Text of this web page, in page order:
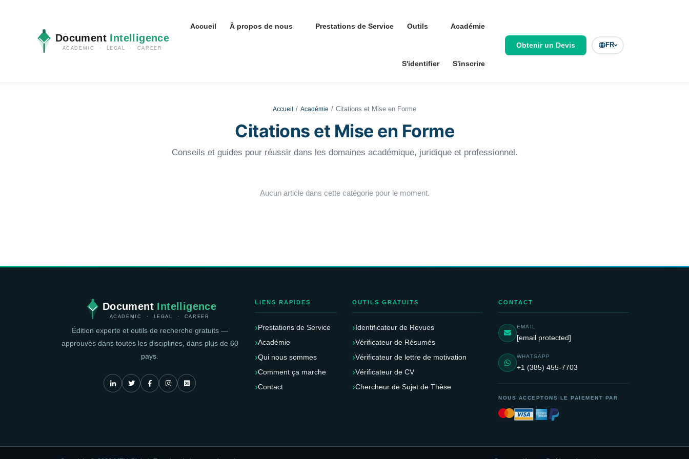
Document Intelligence
ACADEMIC · LEGAL · CAREER
Accueil À propos de nous Prestations de Service Outils Académie
S'identifier S'inscrire
Obtenir un Devis FR
Accueil Académie Citations et Mise en Forme
Citations et Mise en Forme
Conseils et guides pour réussir dans les domaines académique, juridique et professionnel.
Aucun article dans cette catégorie pour le moment.
Document Intelligence
ACADEMIC · LEGAL · CAREER
Édition experte et outils de recherche gratuits —
approuvés dans toutes les disciplines, dans plus de 60
pays.
LIENS RAPIDES
Prestations de Service
Académie
Qui nous sommes
Comment ça marche
Contact
OUTILS GRATUITS
Identificateur de Revues
Vérificateur de Résumés
Vérificateur de lettre de motivation
Vérificateur de CV
Chercheur de Sujet de Thèse
CONTACT
EMAIL
[email protected]
WHATSAPP
+1 (385) 455-7703
NOUS ACCEPTONS LE PAIEMENT PAR